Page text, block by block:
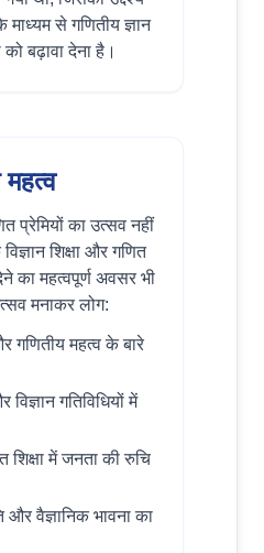
माध्यम से गणितीय ज्ञान
बढ़ावा देना है।
महत्व
प्रेमियों का उत्सव नहीं
शिक्षा और गणित
का महत्वपूर्ण अवसर भी
मनाकर लोग:
गणितीय महत्व के बारे
गतिविधियों में
शिक्षा में जनता की रुचि
वैज्ञानिक भावना का